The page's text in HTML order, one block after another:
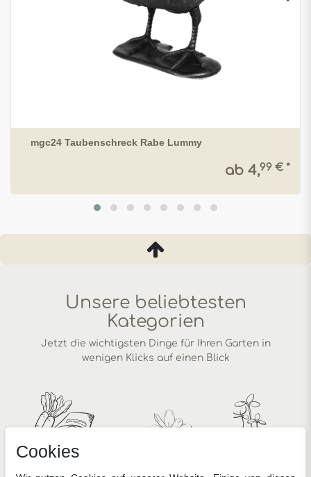
mgc24 Taubenschreck Rabe Lummy
ab 4,99 € *
Unsere beliebtesten
Kategorien
Jetzt die wichtigsten Dinge für Ihren Garten in
wenigen Klicks auf einen Blick
Cookies